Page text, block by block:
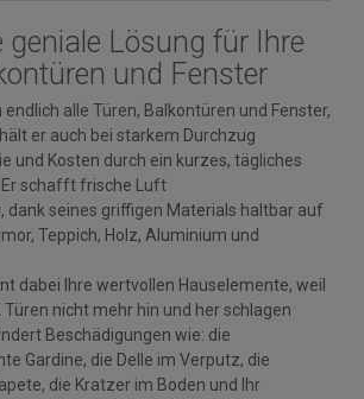
geniale Lösung für Ihre
und Fenster
endlich alle Türen, Balkontüren und Fenster,
er auch bei starkem Durchzug
und Kosten durch ein kurzes, tägliches
schafft frische Luft
dank seines griffigen Materials haltbar auf
Teppich, Holz, Aluminium und
dabei Ihre wertvollen Hauselemente, weil
Türen nicht mehr hin und her schlagen
Beschädigungen wie: die
Gardine, die Delle im Verputz, die
die Kratzer im Boden und Ihr